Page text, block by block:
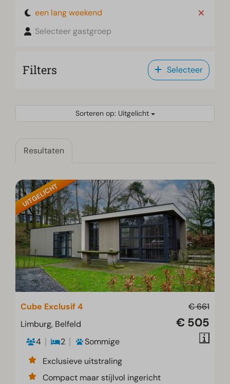
een lang weekend
Selecteer gastgroep
Filters Selecteer
Sorteren op: Uitgelicht
Resultaten
UITGELICHT
€ 661
€ 505
Cube Exclusif 4
Limburg, Belfeld
4
2
Sommige
Exclusieve uitstraling
Compact maar stijlvol ingericht